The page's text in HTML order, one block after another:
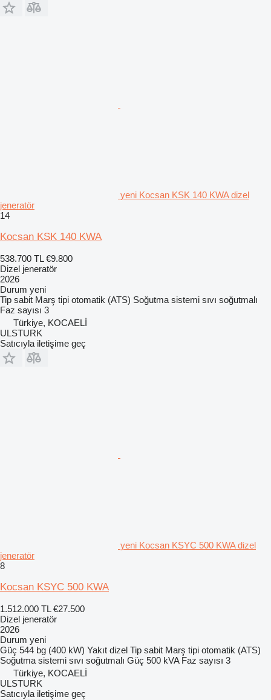
yeni Kocsan KSK 140 KWA dizel
jeneratör
14
Kocsan KSK 140 KWA
538.700 TL €9.800
Dizel jeneratör
2026
Durum yeni
Tip sabit Marş tipi otomatik (ATS) Soğutma sistemi sıvı soğutmalı
Faz sayısı 3
Türkiye, KOCAELİ
ULSTURK
Satıcıyla iletişime geç
yeni Kocsan KSYC 500 KWA dizel
jeneratör
8
Kocsan KSYC 500 KWA
1.512.000 TL €27.500
Dizel jeneratör
2026
Durum yeni
Güç 544 bg (400 kW) Yakıt dizel Tip sabit Marş tipi otomatik (ATS)
Soğutma sistemi sıvı soğutmalı Güç 500 kVA Faz sayısı 3
Türkiye, KOCAELİ
ULSTURK
Satıcıyla iletişime geç